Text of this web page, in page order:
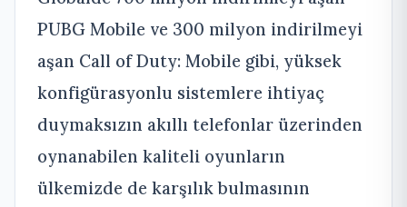
PUBG Mobile ve 300 milyon indirilmeyi
aşan Call of Duty: Mobile gibi, yüksek
konfigürasyonlu sistemlere ihtiyaç
duymaksızın akıllı telefonlar üzerinden
oynanabilen kaliteli oyunların
ülkemizde de karşılık bulmasının